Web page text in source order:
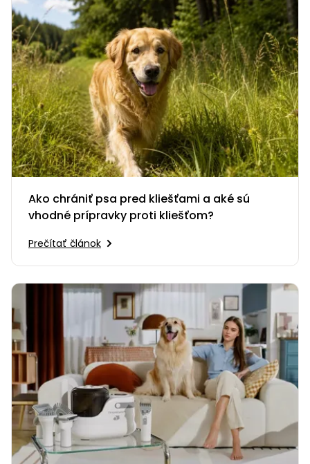
Ako chrániť psa pred kliešťami a aké sú
vhodné prípravky proti kliešťom?
Prečítať článok